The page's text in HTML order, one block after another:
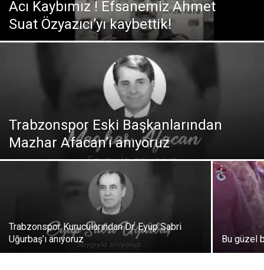
Acı Kaybımız ! Efsanemiz Ahmet
Suat Özyazıcı’yı kaybettik!
Trabzonspor Eski Başkanlarından
Mazhar Afacan’ı anıyoruz
Trabzonspor Kurucularından Dr. Eyüp Sabri
Uğurbaş’ı anıyoruz
Bu güzel